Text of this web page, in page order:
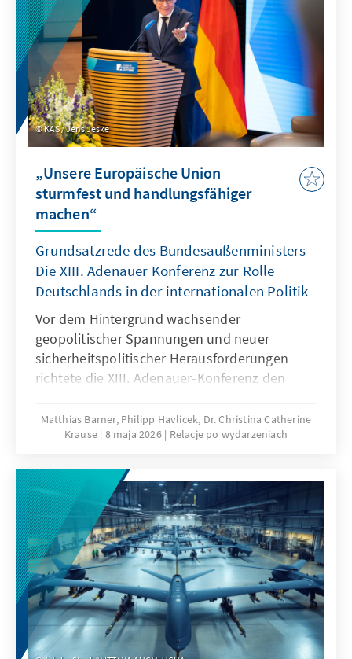
KAS / Jens Jeske
„Unsere Europäische Union
sturmfest und handlungsfähiger
machen“
Grundsatzrede des Bundesaußenministers -
Die XIII. Adenauer Konferenz zur Rolle
Deutschlands in der internationalen Politik
Vor dem Hintergrund wachsender
geopolitischer Spannungen und neuer
sicherheitspolitischer Herausforderungen
richtete die XIII. Adenauer-Konferenz den
und die zukünftige strategische Ausrichtung
deutscher Außenpolitik. Zugleich markierte
Johann Wadephul und bot Anlass für eine
außenpolitische Grundsatzrede.
Matthias Barner, Philipp Havlicek, Dr. Christina Catherine
Krause 8 maja 2026 Relacje po wydarzeniach